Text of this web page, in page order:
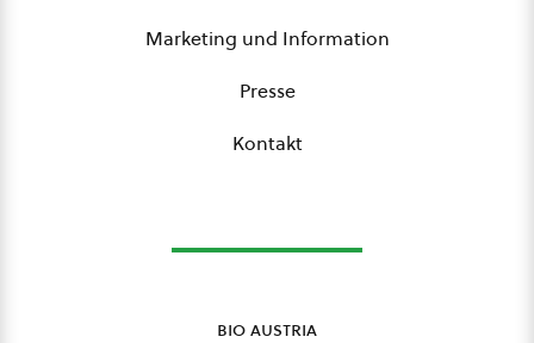
Marketing und Information
Presse
Kontakt
bio austria